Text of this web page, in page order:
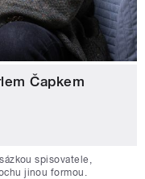
Čapkem
spisovatele,
jinou formou.